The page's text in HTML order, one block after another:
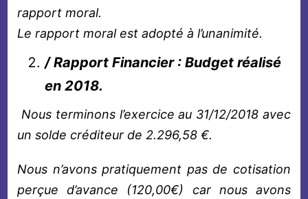
rapport moral.
Le rapport moral est adopté à l’unanimité.
/ Rapport Financier : Budget réalisé
en 2018.
Nous terminons l’exercice au 31/12/2018 avec
un solde créditeur de 2.296,58 €.
Nous n’avons pratiquement pas de cotisation
perçue d’avance (120,00€) car nous avons